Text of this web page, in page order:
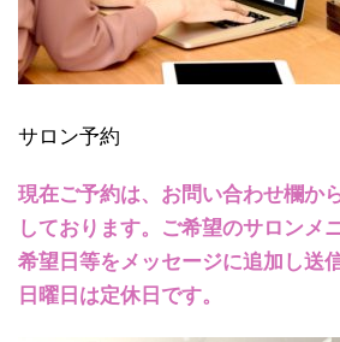
サロン予約
現在ご予約は、お問い合わせ欄か
しております。ご希望のサロンメ
希望日等をメッセージに追加し送
日曜日は定休日です。